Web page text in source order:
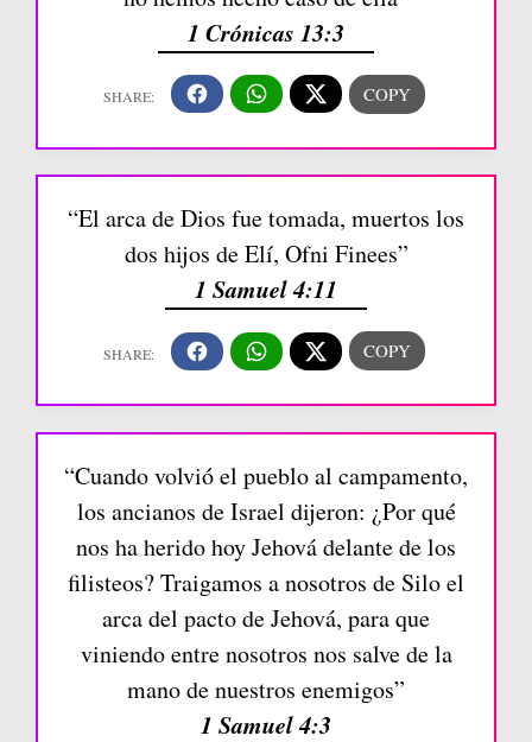
1 Crónicas 13:3
“El arca de Dios fue tomada, muertos los
dos hijos de Elí, Ofni Finees”
1 Samuel 4:11
“Cuando volvió el pueblo al campamento,
los ancianos de Israel dijeron: ¿Por qué
nos ha herido hoy Jehová delante de los
filisteos? Traigamos a nosotros de Silo el
arca del pacto de Jehová, para que
viniendo entre nosotros nos salve de la
mano de nuestros enemigos”
1 Samuel 4:3